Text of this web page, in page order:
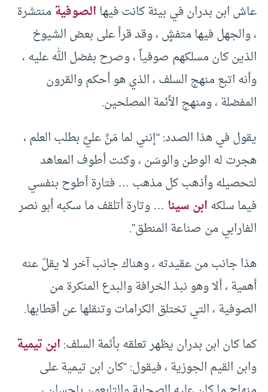
عاش ابن بدران في بيئة كانت فيهاالصوفيةمنتشرة
، والجهل فيها متفشٍ ، وقد قرأ على بعض الشيوخ
الذين كان مسلكهم صوفياً ، وصرح بفضل الله عليه ،
وأنه اتبع منهج السلف ، الذي هو أحكم والقرون
المفضلة ، ومنهج الأئمة المصلحين.
يقول في هذا الصدد: “إنني لما مَنَّ عليَّ بطلب العلم ،
هجرت له الوطن والوسَن ، وكنت أطوف المعاهد
لتحصيله وأذهب كل مذهب … فتارة أطوح بنفسي
فيما سلكهابن سينا … وتارة أتلقف ما سكبه أبو نصر
الفارابي من صناعة المنطق”.
هذا جانب من عقيدته ، وهناك جانب آخر لا يقلّ عنه
أهمية ، ألا وهو نبذ الخرافة والبدع المنكرة من
الصوفية ، التي تختلق الكرامات وتنقلها عن أقطابها.
كما كان ابن بدران يظهر تعلقه بأئمة السلف:ابن تيمية
وابن القيم الجوزية ، فيقول: “كان ابن تيمية على